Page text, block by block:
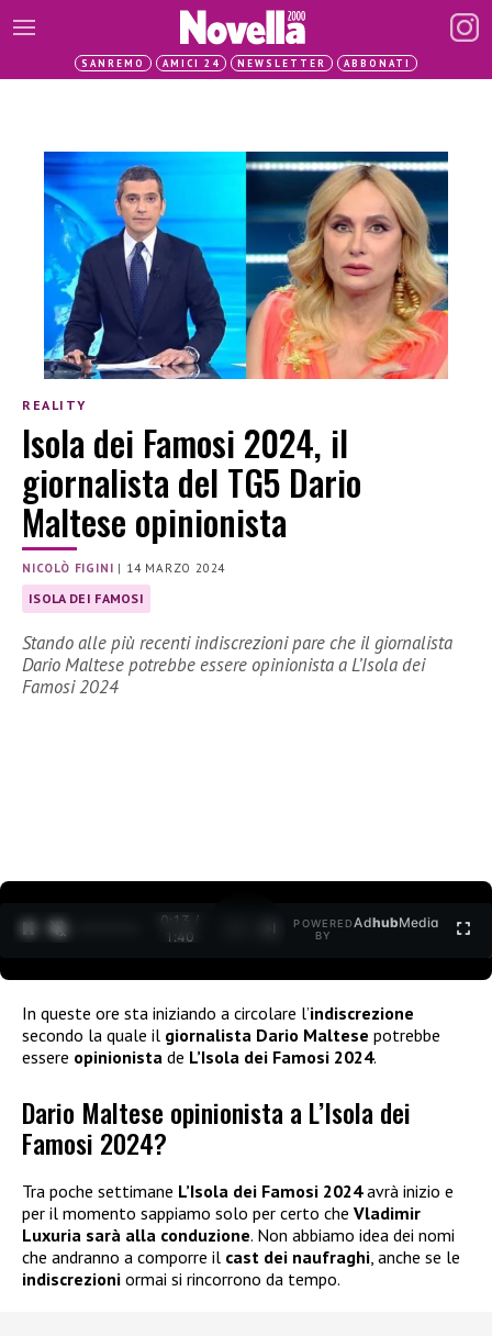
SANREMO AMICI 24 NEWSLETTER ABBONATI
REALITY
Isola dei Famosi 2024, il
giornalista del TG5 Dario
Maltese opinionista
NICOLÒ FIGINI | 14 MARZO 2024
ISOLA DEI FAMOSI
Stando alle più recenti indiscrezioni pare che il giornalista
Dario Maltese potrebbe essere opinionista a L’Isola dei
Famosi 2024
0:14 /
1:40
POWERED
BY
AdhubMedia
In queste ore sta iniziando a circolare l’indiscrezione
secondo la quale il giornalista Dario Maltese potrebbe
essere opinionista de L’Isola dei Famosi 2024.
Dario Maltese opinionista a L’Isola dei
Famosi 2024?
Tra poche settimane L’Isola dei Famosi 2024avrà inizio e
per il momento sappiamo solo per certo che Vladimir
Luxuria sarà alla conduzione. Non abbiamo idea dei nomi
che andranno a comporre il cast dei naufraghi, anche se le
indiscrezioni ormai si rincorrono da tempo.